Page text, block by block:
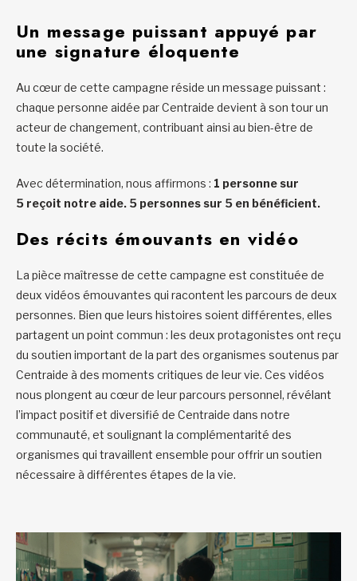
Un message puissant appuyé par
une signature éloquente
Au cœur de cette campagne réside un message puissant :
chaque personne aidée par Centraide devient à son tour un
acteur de changement, contribuant ainsi au bien-être de
toute la société.
Avec détermination, nous affirmons : 1 personne sur
5 reçoit notre aide. 5 personnes sur 5 en bénéficient.
Des récits émouvants en vidéo
La pièce maîtresse de cette campagne est constituée de
deux vidéos émouvantes qui racontent les parcours de deux
personnes. Bien que leurs histoires soient différentes, elles
partagent un point commun : les deux protagonistes ont reçu
du soutien important de la part des organismes soutenus par
Centraide à des moments critiques de leur vie. Ces vidéos
nous plongent au cœur de leur parcours personnel, révélant
l’impact positif et diversifié de Centraide dans notre
communauté, et soulignant la complémentarité des
organismes qui travaillent ensemble pour offrir un soutien
nécessaire à différentes étapes de la vie.